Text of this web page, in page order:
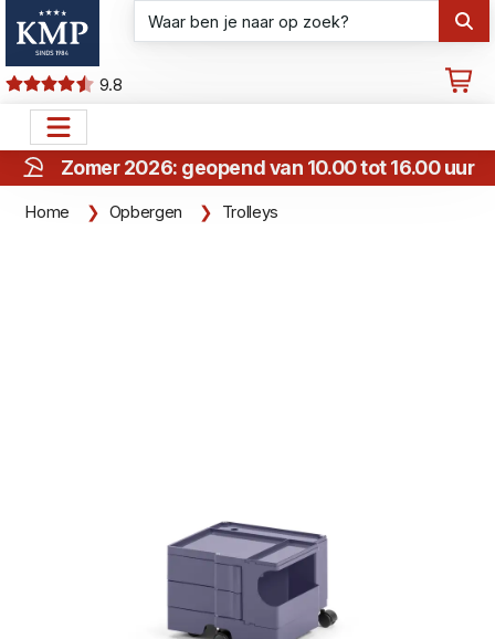
9.8
Zomer 2026: geopend van 10.00 tot 16.00 uur
Home Opbergen Trolleys